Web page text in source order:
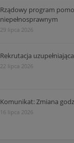
Rządowy program
niepełnosprawnym
29 lipca 2026
Rekrutacja
22 lipca 2026
Komunikat: Zmiana
16 lipca 2026